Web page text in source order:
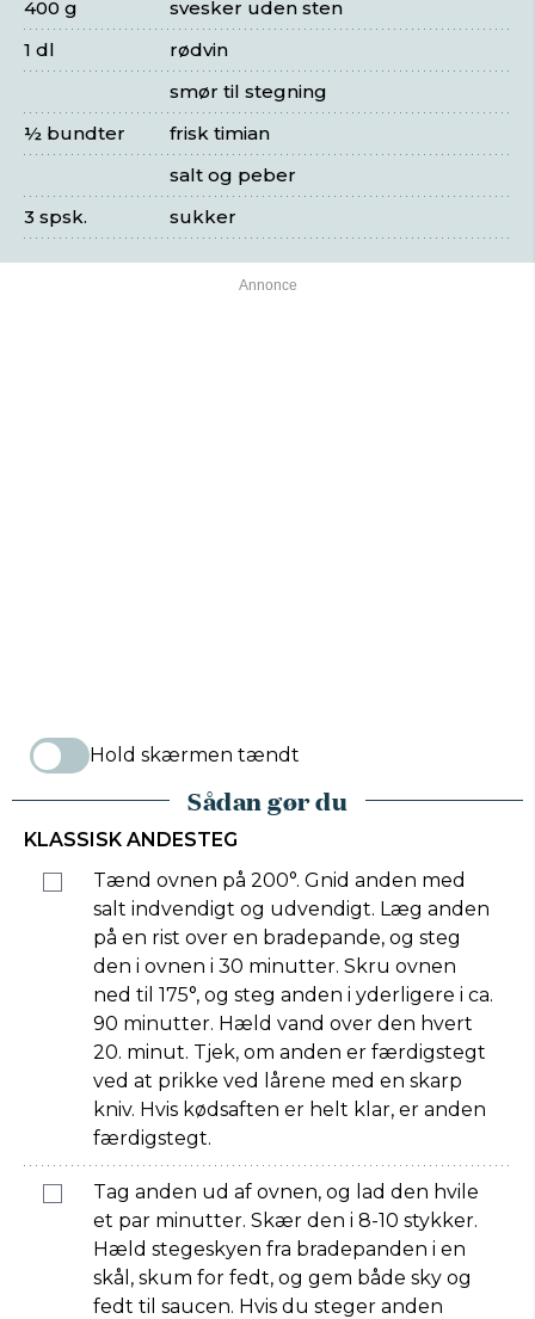
svesker uden sten
400 g
rødvin
1 dl
smør til stegning
frisk timian
½ bundter
salt og peber
sukker
3 spsk.
Hold skærmen tændt
Sådan gør du
KLASSISK ANDESTEG
Tænd ovnen på 200°. Gnid anden med
salt indvendigt og udvendigt. Læg anden
på en rist over en bradepande, og steg
den i ovnen i 30 minutter. Skru ovnen
ned til 175°, og steg anden i yderligere i ca.
90 minutter. Hæld vand over den hvert
20. minut. Tjek, om anden er færdigstegt
ved at prikke ved lårene med en skarp
kniv. Hvis kødsaften er helt klar, er anden
færdigstegt.
Tag anden ud af ovnen, og lad den hvile
et par minutter. Skær den i 8-10 stykker.
Hæld stegeskyen fra bradepanden i en
skål, skum for fedt, og gem både sky og
fedt til saucen. Hvis du steger anden